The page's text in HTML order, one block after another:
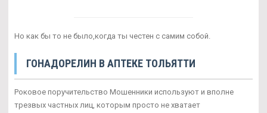
Но как бы то не было,когда ты честен с самим собой.
ГОНАДОРЕЛИН В АПТЕКЕ ТОЛЬЯТТИ
Роковое поручительство Мошенники используют и вполне
трезвых частных лиц, которым просто не хватает